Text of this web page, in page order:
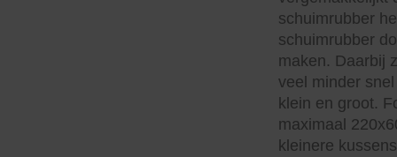
schuimrubber
schuimrubber
maken. Daarbij
veel minder
klein en groot.
maximaal
kleinere